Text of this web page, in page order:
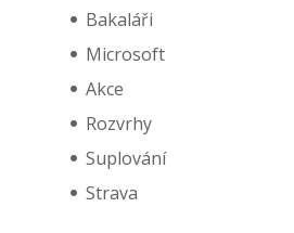
Bakaláři
Microsoft
Akce
Rozvrhy
Suplování
Strava